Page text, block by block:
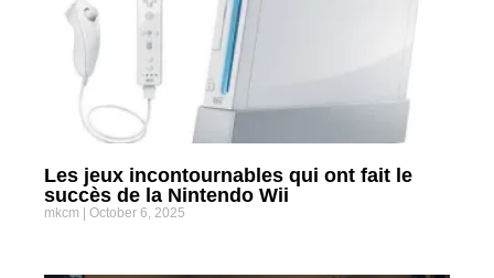
Les jeux incontournables qui ont fait le
succès de la Nintendo Wii
mkcm October 6, 2025